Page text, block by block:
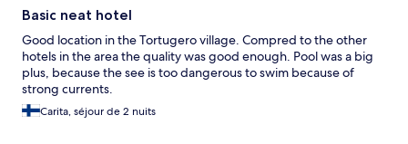
Basic neat hotel
Good location in the Tortugero village. Compred to the other
hotels in the area the quality was good enough. Pool was a big
plus, because the see is too dangerous to swim because of
strong currents.
Carita, séjour de 2 nuits